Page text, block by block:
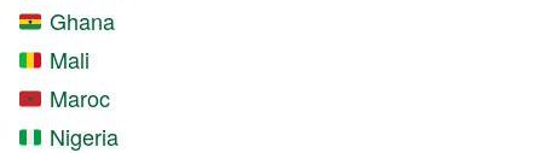
Ghana
Mali
Maroc
Nigeria